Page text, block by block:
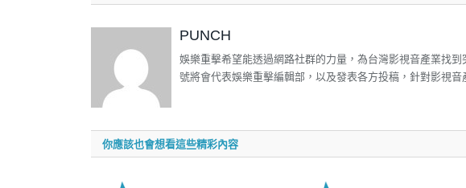
PUNCH
娛樂重擊希望能透過網路社群的力量，為台灣影視音產業找
號將會代表娛樂重擊編輯部，以及發表各方投稿，針對影視
你應該也會想看這些精彩內容